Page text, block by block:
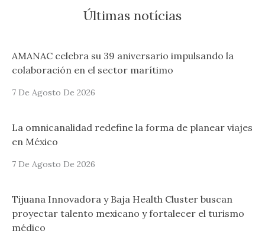
Últimas notícias
AMANAC celebra su 39 aniversario impulsando la
colaboración en el sector marítimo
7 De Agosto De 2026
La omnicanalidad redefine la forma de planear viajes
en México
7 De Agosto De 2026
Tijuana Innovadora y Baja Health Cluster buscan
proyectar talento mexicano y fortalecer el turismo
médico